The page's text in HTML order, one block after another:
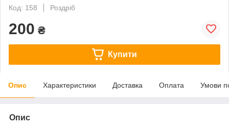
Код: 158
Роздріб
200 ₴
Купити
Опис Характеристики Доставка Оплата Умови
Опис